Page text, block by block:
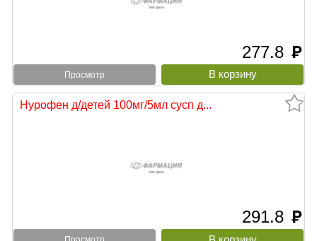
277.8 руб
Просмотр
Нурофен д/детей 100мг/5мл сусп д...
291.8 руб